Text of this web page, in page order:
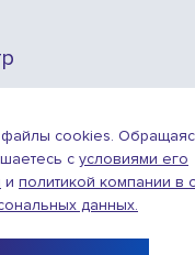
веб-сайта
cookies.
с условиями его
и политикой компании в
данных.